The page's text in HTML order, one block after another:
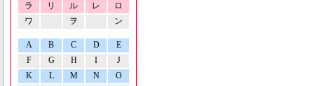
ラ
リ ル レ
ロ
ワ
ヲ ン
A B C D
E
F
G H I
J
K
L M N O